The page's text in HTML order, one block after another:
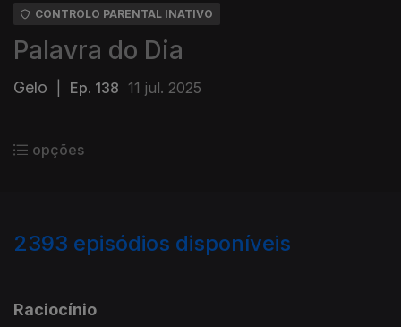
CONTROLO PARENTAL INATIVO
Palavra do Dia
Gelo Ep. 138 11 jul. 2025
opções
2393 episódios disponíveis
Raciocínio